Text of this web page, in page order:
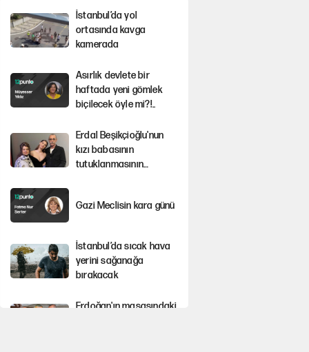
İstanbul’da yol
ortasında kavga
kamerada
Asırlık devlete bir
haftada yeni gömlek
biçilecek öyle mi?!..
Erdal Beşikçioğlu'nun
kızı babasının
tutuklanmasının
Gazi Meclisin kara günü
İstanbul’da sıcak hava
yerini sağanağa
bırakacak
Erdoğan'ın masasındaki